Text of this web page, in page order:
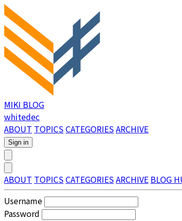
MIKI BLOG
whitedec
ABOUT TOPICSCATEGORIESARCHIVE
Sign in
ABOUT TOPICSCATEGORIESARCHIVE BLOG
Username
Password